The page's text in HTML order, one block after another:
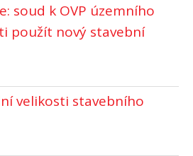
soud k OVP územního
použít nový stavební
velikosti stavebního